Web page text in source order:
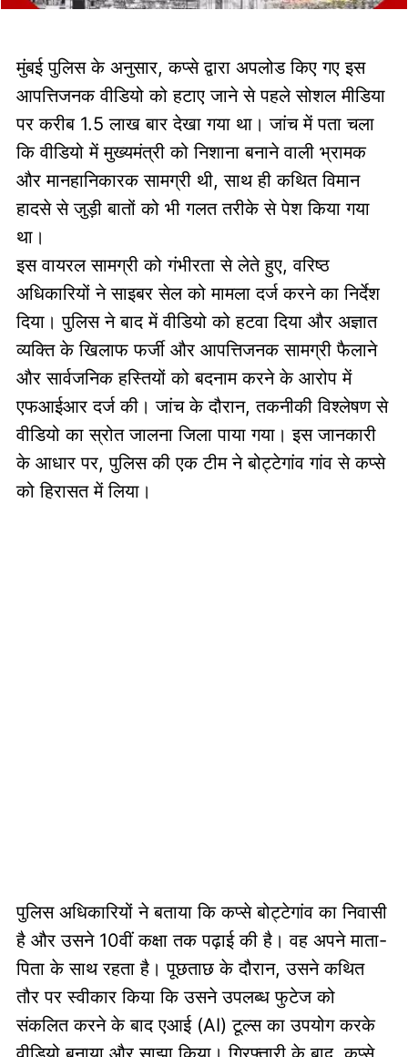
मुंबई पुलिस के अनुसार, कप्से द्वारा अपलोड किए गए इस
आपत्तिजनक वीडियो को हटाए जाने से पहले सोशल मीडिया
पर करीब 1.5 लाख बार देखा गया था। जांच में पता चला
कि वीडियो में मुख्यमंत्री को निशाना बनाने वाली भ्रामक
और मानहानिकारक सामग्री थी, साथ ही कथित विमान
हादसे से जुड़ी बातों को भी गलत तरीके से पेश किया गया
था।
इस वायरल सामग्री को गंभीरता से लेते हुए, वरिष्ठ
अधिकारियों ने साइबर सेल को मामला दर्ज करने का निर्देश
दिया। पुलिस ने बाद में वीडियो को हटवा दिया और अज्ञात
व्यक्ति के खिलाफ फर्जी और आपत्तिजनक सामग्री फैलाने
और सार्वजनिक हस्तियों को बदनाम करने के आरोप में
एफआईआर दर्ज की। जांच के दौरान, तकनीकी विश्लेषण से
वीडियो का स्रोत जालना जिला पाया गया। इस जानकारी
के आधार पर, पुलिस की एक टीम ने बोट्टेगांव गांव से कप्से
को हिरासत में लिया।
पुलिस अधिकारियों ने बताया कि कप्से बोट्टेगांव का निवासी
है और उसने 10वीं कक्षा तक पढ़ाई की है। वह अपने माता-
पिता के साथ रहता है। पूछताछ के दौरान, उसने कथित
तौर पर स्वीकार किया कि उसने उपलब्ध फुटेज को
संकलित करने के बाद एआई (AI) टूल्स का उपयोग करके